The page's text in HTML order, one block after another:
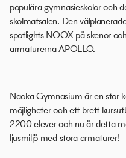
populära gymnasieskolor och
skolmatsalen. Den
spotlights NOOX på skenor
armaturerna APOLLO.
Nacka Gymnasium är en stor
möjligheter och ett brett
2200 elever och nu är detta
ljusmiljö med stora armaturer!